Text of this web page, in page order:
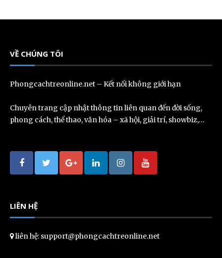
VỀ CHÚNG TÔI
Phongcachtreonline.net – Kết nối không giới hạn
Chuyên trang cập nhật thông tin liên quan đến đời sống,
phong cách, thể thao, văn hóa – xã hội, giải trí, showbiz,…
LIÊN HỆ
liên hệ: support@phongcachtreonline.net